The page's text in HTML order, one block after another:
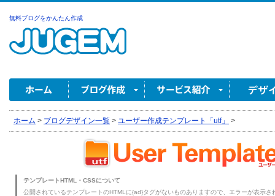
無料ブログをかんたん作成
ホーム > ブログデザイン一覧 > ユーザー作成テンプレート「utf」 >
テンプレートHTML・CSSについて
公開されているテンプレートのHTMLに{ad}タグがないものありますので、エラーが表示